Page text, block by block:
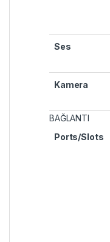
Ses
Kamera
BAĞLANTI
Ports/Slots